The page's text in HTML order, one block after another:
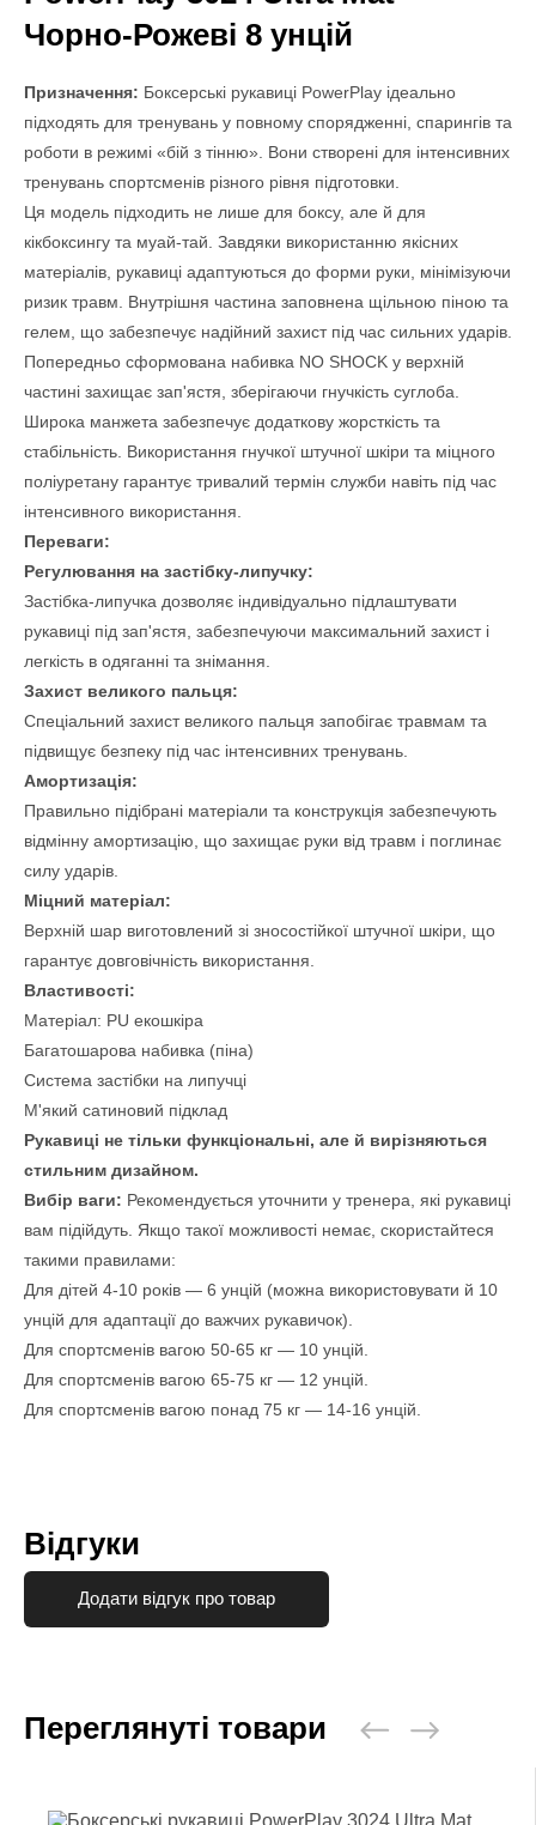
Чорно-Рожеві 8 унцій
Призначення: Боксерські рукавиці PowerPlay ідеально
підходять для тренувань у повному спорядженні, спарингів та
роботи в режимі «бій з тінню». Вони створені для інтенсивних
тренувань спортсменів різного рівня підготовки.
Ця модель підходить не лише для боксу, але й для
кікбоксингу та муай-тай. Завдяки використанню якісних
матеріалів, рукавиці адаптуються до форми руки, мінімізуючи
ризик травм. Внутрішня частина заповнена щільною піною та
гелем, що забезпечує надійний захист під час сильних ударів.
Попередньо сформована набивка NO SHOCK у верхній
частині захищає зап'ястя, зберігаючи гнучкість суглоба.
Широка манжета забезпечує додаткову жорсткість та
стабільність. Використання гнучкої штучної шкіри та міцного
поліуретану гарантує тривалий термін служби навіть під час
інтенсивного використання.
Переваги:
Регулювання на застібку-липучку:
Застібка-липучка дозволяє індивідуально підлаштувати
рукавиці під зап'ястя, забезпечуючи максимальний захист і
легкість в одяганні та знімання.
Захист великого пальця:
Спеціальний захист великого пальця запобігає травмам та
підвищує безпеку під час інтенсивних тренувань.
Амортизація:
Правильно підібрані матеріали та конструкція забезпечують
відмінну амортизацію, що захищає руки від травм і поглинає
силу ударів.
Міцний матеріал:
Верхній шар виготовлений зі зносостійкої штучної шкіри, що
гарантує довговічність використання.
Властивості:
Матеріал: PU екошкіра
Багатошарова набивка (піна)
Система застібки на липучці
М'який сатиновий підклад
Рукавиці не тільки функціональні, але й вирізняються
стильним дизайном.
Вибір ваги: Рекомендується уточнити у тренера, які рукавиці
вам підійдуть. Якщо такої можливості немає, скористайтеся
такими правилами:
Для дітей 4-10 років — 6 унцій (можна використовувати й 10
унцій для адаптації до важчих рукавичок).
Для спортсменів вагою 50-65 кг — 10 унцій.
Для спортсменів вагою 65-75 кг — 12 унцій.
Для спортсменів вагою понад 75 кг — 14-16 унцій.
Відгуки
Додати відгук про товар
Переглянуті товари